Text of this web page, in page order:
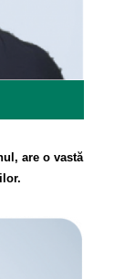
are o vastă